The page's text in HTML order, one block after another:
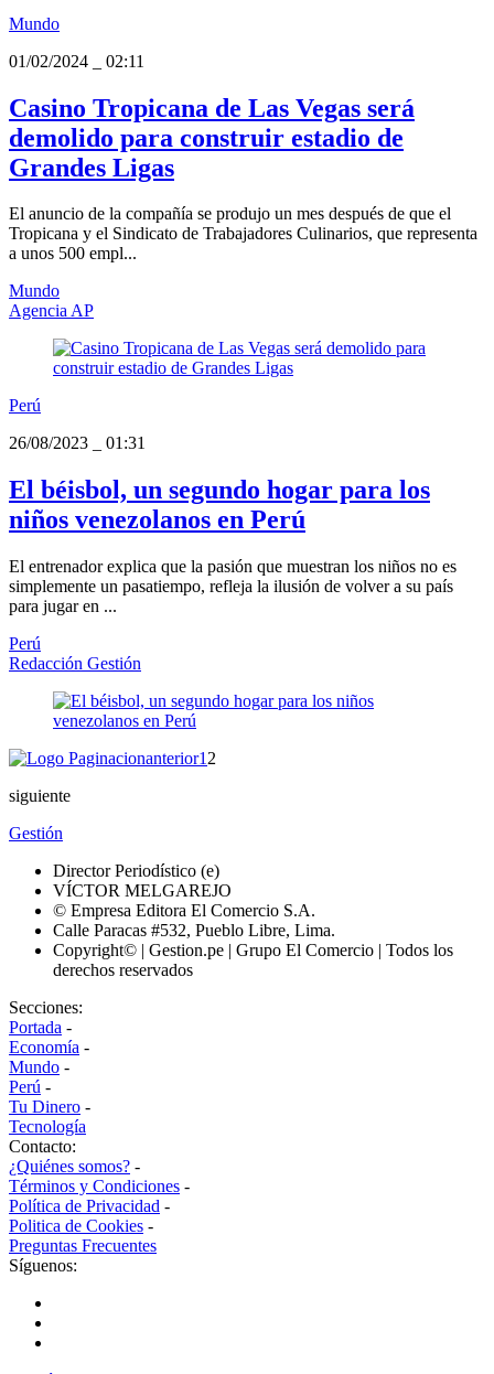
Mundo
01/02/2024
02:11
Casino Tropicana de Las Vegas será
demolido para construir estadio de
Grandes Ligas
El anuncio de la compañía se produjo un mes después de que el
Tropicana y el Sindicato de Trabajadores Culinarios, que representa
a unos 500 empl...
Mundo
Agencia AP
Perú
26/08/2023
01:31
El béisbol, un segundo hogar para los
niños venezolanos en Perú
El entrenador explica que la pasión que muestran los niños no es
simplemente un pasatiempo, refleja la ilusión de volver a su país
para jugar en ...
Perú
Redacción Gestión
anterior1 2
siguiente
Gestión
Director Periodístico (e)
VÍCTOR MELGAREJO
© Empresa Editora El Comercio S.A.
Calle Paracas #532, Pueblo Libre, Lima.
Copyright© | Gestion.pe | Grupo El Comercio | Todos los
derechos reservados
Secciones:
Portada -
Economía -
Mundo -
Perú -
Tu Dinero -
Tecnología
Contacto:
¿Quiénes somos? -
Términos y Condiciones -
Política de Privacidad -
Politica de Cookies -
Preguntas Frecuentes
Síguenos: